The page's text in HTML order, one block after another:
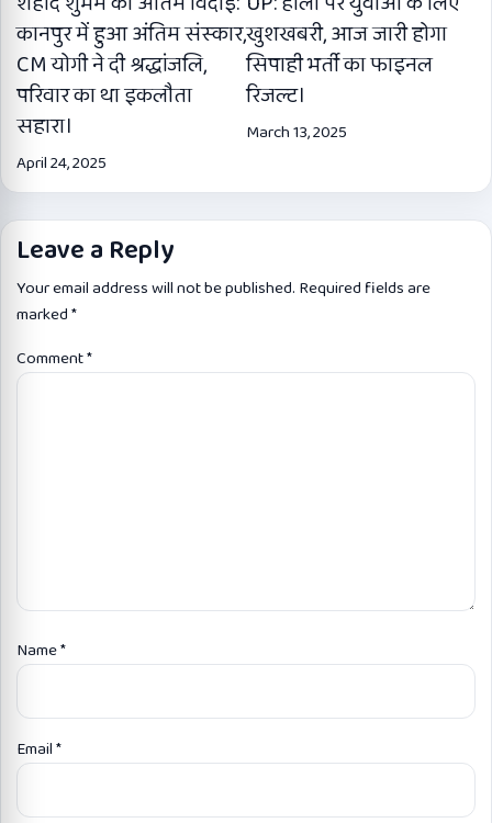
कानपुर में हुआ अंतिम संस्कार,
CM योगी ने दी श्रद्धांजलि,
परिवार का था इकलौता
सहारा।
April 24, 2025
खुशखबरी, आज जारी होगा
सिपाही भर्ती का फाइनल
रिजल्ट।
March 13, 2025
Leave a Reply
Your email address will not be published. Required fields are
marked*
Comment*
Name*
Email*